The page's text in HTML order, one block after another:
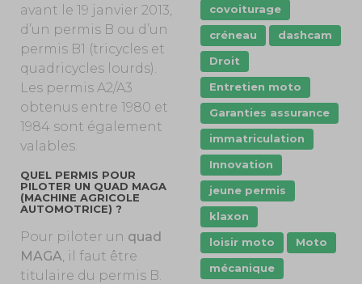
avant le 19 janvier 2013,
d’un permis B ou d’un
permis B1 (tricycles et
quadricycles lourds).
Les permis A2/A3
obtenus entre 1980 et
1984 sont également
valables.
QUEL PERMIS POUR
PILOTER UN QUAD MAGA
(MACHINE AGRICOLE
AUTOMOTRICE) ?
Pour piloter un quad
MAGA, il faut être
titulaire du permis B.
covoiturage
créneau
dashcam
Droit
Entretien moto
Garanties assurance
immatriculation
Innovation
jeune permis
klaxon
loisir moto
Moto
mécanique